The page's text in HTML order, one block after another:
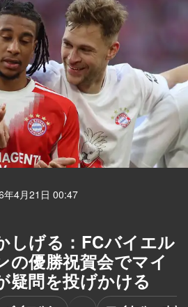
年4月21日 00:47
しげる：FCバイエル
の優勝祝賀会でマイ
疑問を投げかける